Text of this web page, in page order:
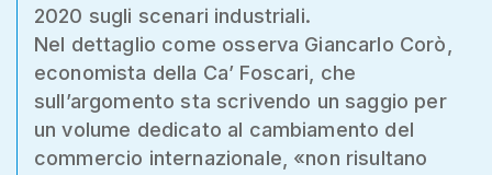
2020 sugli scenari industriali.
Nel dettaglio come osserva Giancarlo Corò,
economista della Ca’ Foscari, che
sull’argomento sta scrivendo un saggio per
un volume dedicato al cambiamento del
commercio internazionale, «non risultano